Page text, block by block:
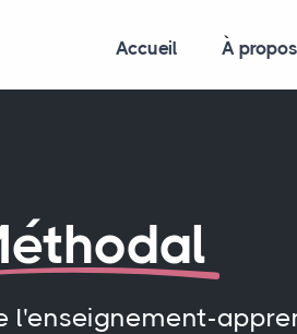
Accueil À propos
l'enseignement-